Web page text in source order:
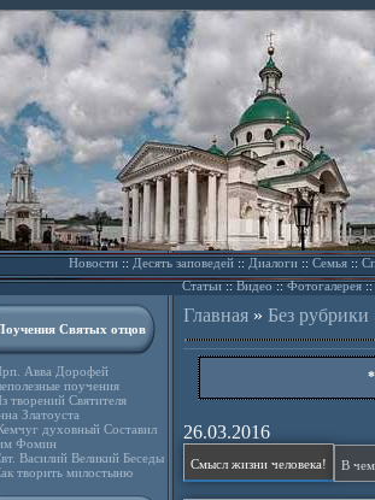
Новости::Десять заповедей::Диалоги::Семья::
Статьи::Видео ::Фотогалерея::
Святых отцов
Авва Дорофей
поучения
творений Святителя
Златоуста
духовный Составил
Фомин
Василий Великий Беседы
творить милостыню
Главная» Без рубрики
26.03.2016
Смысл жизни человека! В